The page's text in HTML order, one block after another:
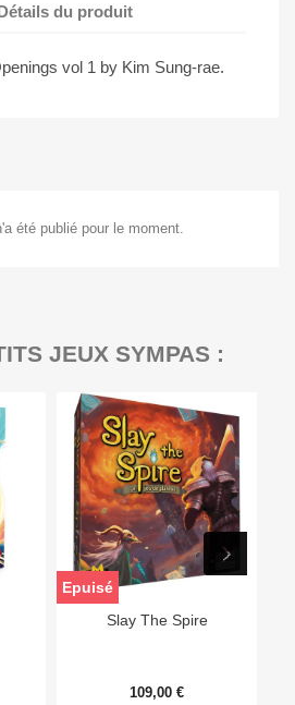
du produit
vol 1 by Kim Sung-rae.
été publié pour le moment.
JEUX SYMPAS :
Slay The Spire
109,00 €
Epuisé